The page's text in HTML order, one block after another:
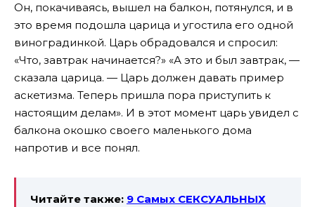
Он, покачиваясь, вышел на балкон, потянулся, и в
это время подошла царица и угостила его одной
виноградинкой. Царь обрадовался и спросил:
«Что, завтрак начинается?» «А это и был завтрак, —
сказала царица. — Царь должен давать пример
аскетизма. Теперь пришла пора приступить к
настоящим делам». И в этот момент царь увидел с
балкона окошко своего маленького дома
напротив и все понял.
Читайте также: 9 Самых СЕКСУАЛЬНЫХ